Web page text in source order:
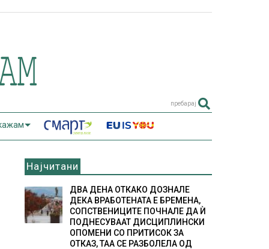
пребарај
Најчитани
ДВА ДЕНА ОТКАКО ДОЗНАЛЕ
ДЕКА ВРАБОТЕНАТА Е БРЕМЕНА,
СОПСТВЕНИЦИТЕ ПОЧНАЛЕ ДА Ѝ
ПОДНЕСУВААТ ДИСЦИПЛИНСКИ
ОПОМЕНИ СО ПРИТИСОК ЗА
ОТКАЗ, ТАА СЕ РАЗБОЛЕЛА ОД